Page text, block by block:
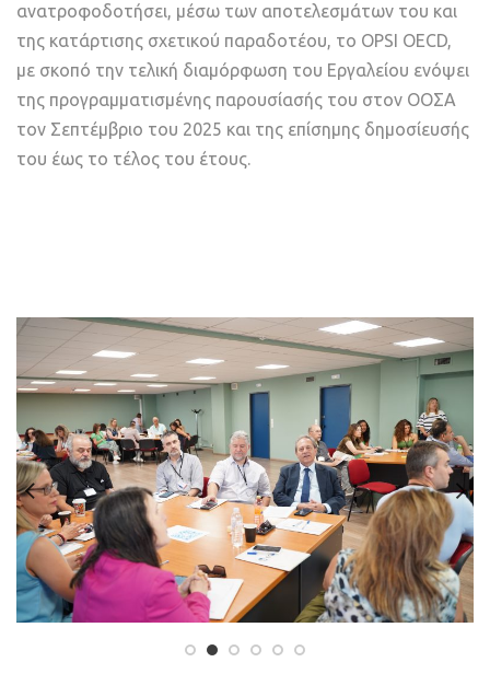
ανατροφοδοτήσει, μέσω των αποτελεσμάτων του και
της κατάρτισης σχετικού παραδοτέου, το OPSI OECD,
με σκοπό την τελική διαμόρφωση του Εργαλείου ενόψει
της προγραμματισμένης παρουσίασής του στον ΟΟΣΑ
τον Σεπτέμβριο του 2025 και της επίσημης δημοσίευσής
του έως το τέλος του έτους.